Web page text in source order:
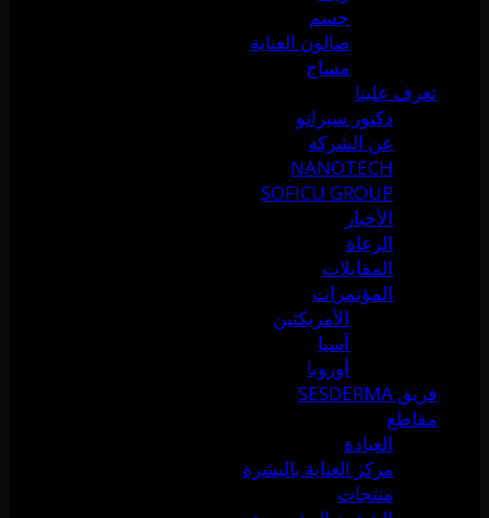
جسم
صالون العناية
مساج
تعرف علينا
دكتور سيرانو
عن الشركة
NANOTECH
SOFICU GROUP
الأخبار
الرعاة
المقابلات
المؤتمرات
الأمريكتين
آسيا
أوروبا
فريق SESDERMA
مقاطع
العيادة
مركز العناية بالبشرة
منتجات